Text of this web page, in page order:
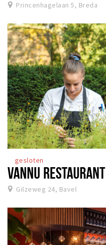
Princenhagelaan 5, Breda
gesloten
VANNU RESTAURANT
Gilzeweg 24, Bavel